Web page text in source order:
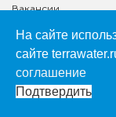
Вакансии
Доставка
Гарантия
Контакты
На сайте
сайте
соглашение
Подтвердить